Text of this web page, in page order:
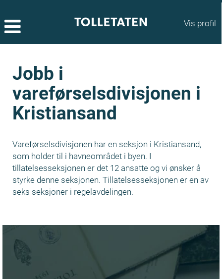
Vis profil
Jobb i
vareførselsdivisjonen i
Kristiansand
Vareførselsdivisjonen har en seksjon i Kristiansand,
som holder til i havneområdet i byen. I
tillatelsesseksjonen er det 12 ansatte og vi ønsker å
styrke denne seksjonen. Tillatelsesseksjonen er en av
seks seksjoner i regelavdelingen.